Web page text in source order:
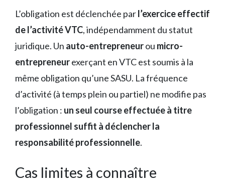
L’obligation est déclenchée parl’exercice effectif
de l’activité VTC, indépendamment du statut
juridique. Un auto-entrepreneurou micro-
entrepreneurexerçant en VTC est soumis à la
même obligation qu’une SASU. La fréquence
d’activité (à temps plein ou partiel) ne modifie pas
l’obligation : un seul course effectuée à titre
professionnel suffit à déclencher la
responsabilité professionnelle.
Cas limites à connaître